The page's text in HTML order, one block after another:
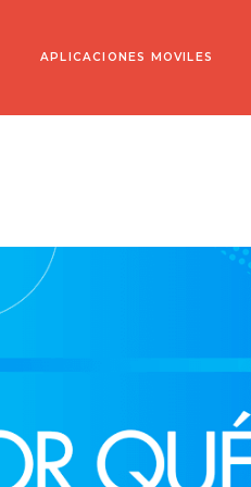
APLICACIONES MOVILES